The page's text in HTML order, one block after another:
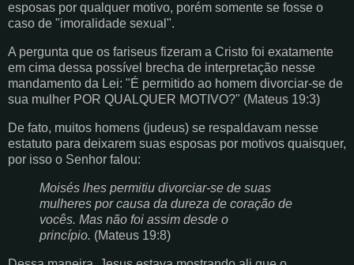
esposas por qualquer motivo, porém somente se fosse o
caso de "imoralidade sexual".
A pergunta que os fariseus fizeram a Cristo foi exatamente
em cima dessa possível brecha de interpretação nesse
mandamento da Lei: "É permitido ao homem divorciar-se de
sua mulher POR QUALQUER MOTIVO?" (Mateus 19:3)
De fato, muitos homens (judeus) se respaldavam nesse
estatuto para deixarem suas esposas por motivos quaisquer,
por isso o Senhor falou:
Moisés lhes permitiu divorciar-se de suas
mulheres por causa da dureza de coração de
vocês. Mas não foi assim desde o
princípio. (Mateus 19:8)